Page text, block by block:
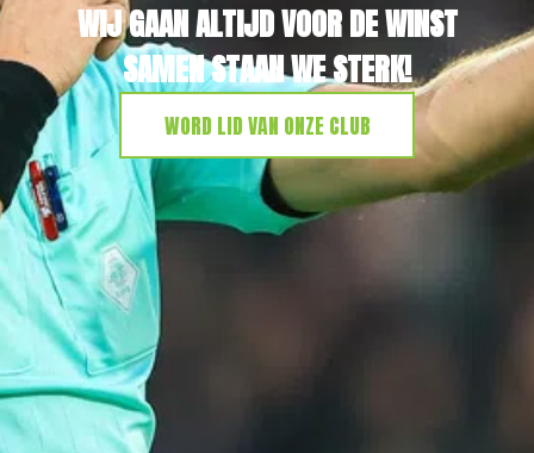
WIJ GAAN ALTIJD VOOR DE WINST
SAMEN STAAN WE STERK!
WORD LID VAN ONZE CLUB